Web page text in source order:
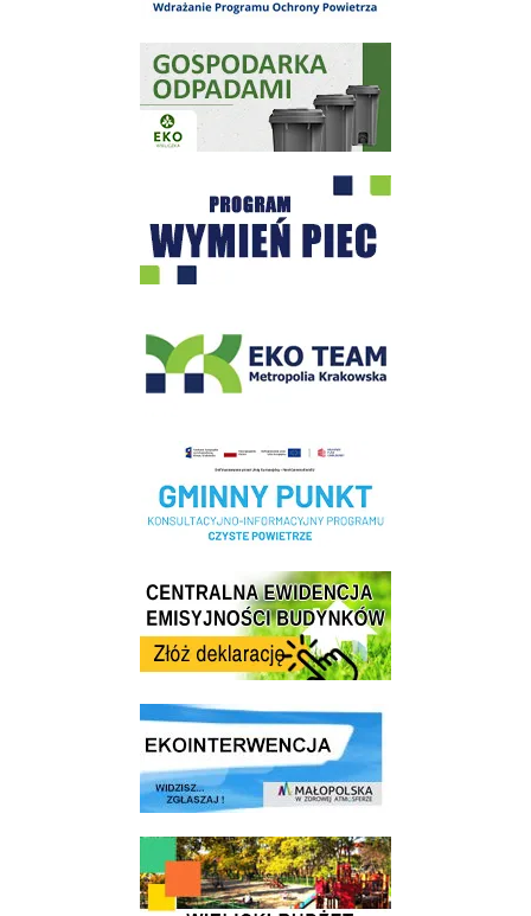
Gospodarka odpadami na terenie Miasta i Gminy Wieliczka
Realizacja Programu Czyste Powietrze w Gminie Wieliczka
Centrala Ewidencja Emisyjności Budynków - złóż deklarację
link do strony ekointerwencja dot.- powietrza
link do strony - Wielicki Budżet Obywatelski